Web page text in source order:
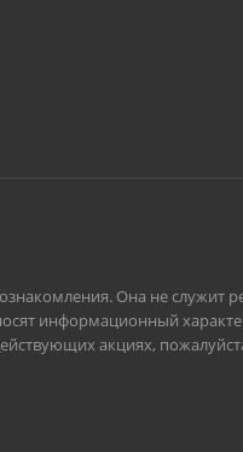
Она не служит
информационный
акциях,